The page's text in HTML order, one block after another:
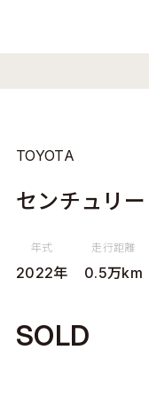
TOYOTA
センチュリ
年式
2022年
走行距離
0.5万km
SOLD